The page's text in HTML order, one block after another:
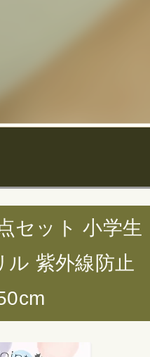
セット 小学生
紫外線防止